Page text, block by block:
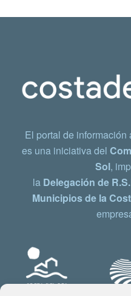
El portal de información
es una iniciativa del
Sol,
la Delegación de
Municipios de la